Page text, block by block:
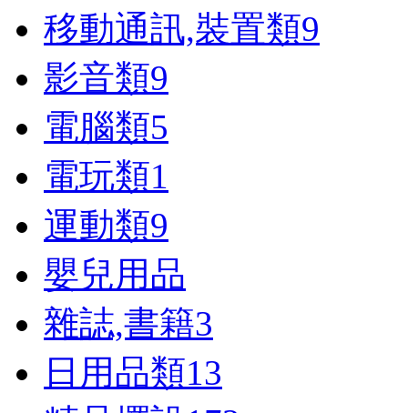
移動通訊,裝置類9
影音類9
電腦類5
電玩類1
運動類9
嬰兒用品
雜誌,書籍3
日用品類13